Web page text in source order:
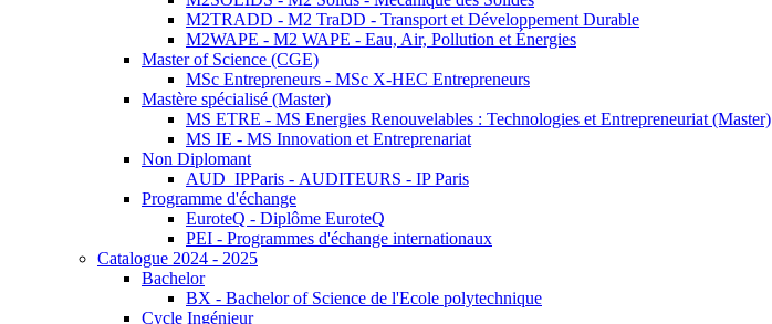
M2TRADD - M2 TraDD - Transport et Développement Durable
M2WAPE - M2 WAPE - Eau, Air, Pollution et Énergies
Master of Science (CGE)
MSc Entrepreneurs - MSc X-HEC Entrepreneurs
Mastère spécialisé (Master)
MS ETRE - MS Energies Renouvelables : Technologies et Entrepreneuriat (Master)
MS IE - MS Innovation et Entreprenariat
Non Diplomant
AUD_IPParis - AUDITEURS - IP Paris
Programme d'échange
EuroteQ - Diplôme EuroteQ
PEI - Programmes d'échange internationaux
Catalogue 2024 - 2025
Bachelor
BX - Bachelor of Science de l'Ecole polytechnique
Cycle Ingénieur